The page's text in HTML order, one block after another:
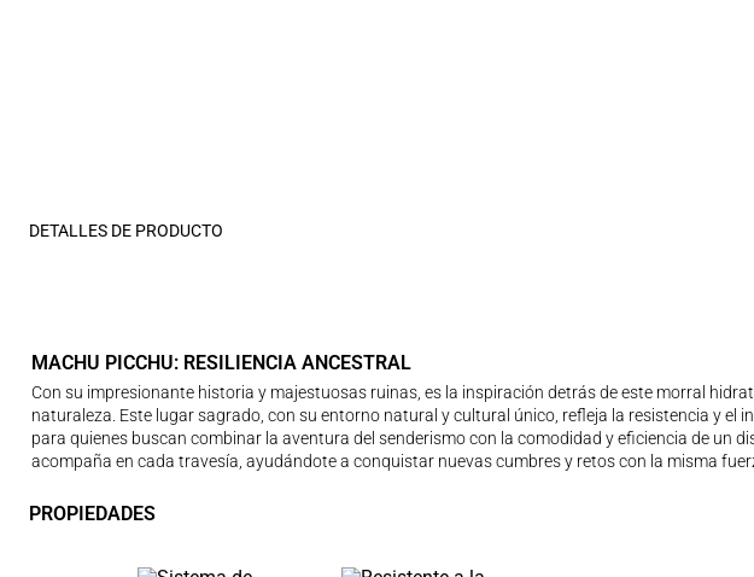
DETALLES DE PRODUCTO
MACHU PICCHU: RESILIENCIA ANCESTRAL
Con su impresionante historia y majestuosas ruinas, es la inspiración detrás de este morral
naturaleza. Este lugar sagrado, con su entorno natural y cultural único, refleja la resistencia y el
para quienes buscan combinar la aventura del senderismo con la comodidad y eficiencia de un
acompaña en cada travesía, ayudándote a conquistar nuevas cumbres y retos con la misma
PROPIEDADES